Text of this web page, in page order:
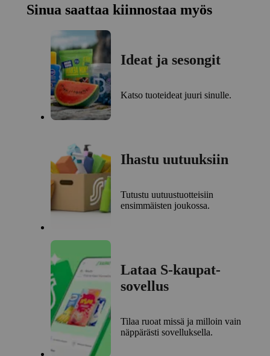
Sinua saattaa kiinnostaa myös
Ideat ja sesongit
Katso tuoteideat juuri sinulle.
Ihastu uutuuksiin
Tutustu uutuustuotteisiin
ensimmäisten joukossa.
Lataa S-kaupat-
sovellus
Tilaa ruoat missä ja milloin vain
näppärästi sovelluksella.